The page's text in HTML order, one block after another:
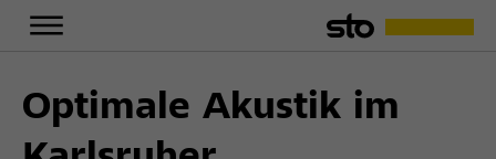
Optimale Akustik im